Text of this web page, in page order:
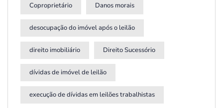
Coproprietário Danos morais
desocupação do imóvel após o leilão
direito imobiliário Direito Sucessório
dívidas de imóvel de leilão
execução de dívidas em leilões trabalhistas